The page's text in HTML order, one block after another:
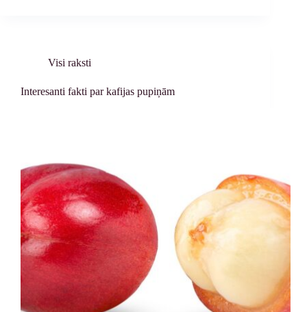
Visi raksti
Interesanti fakti par kafijas pupiņām